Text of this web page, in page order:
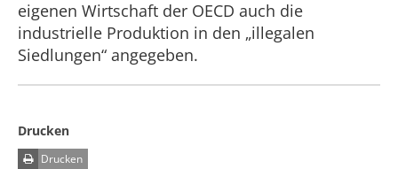
eigenen Wirtschaft der OECD auch die
industrielle Produktion in den „illegalen
Siedlungen“ angegeben.
Drucken
Drucken